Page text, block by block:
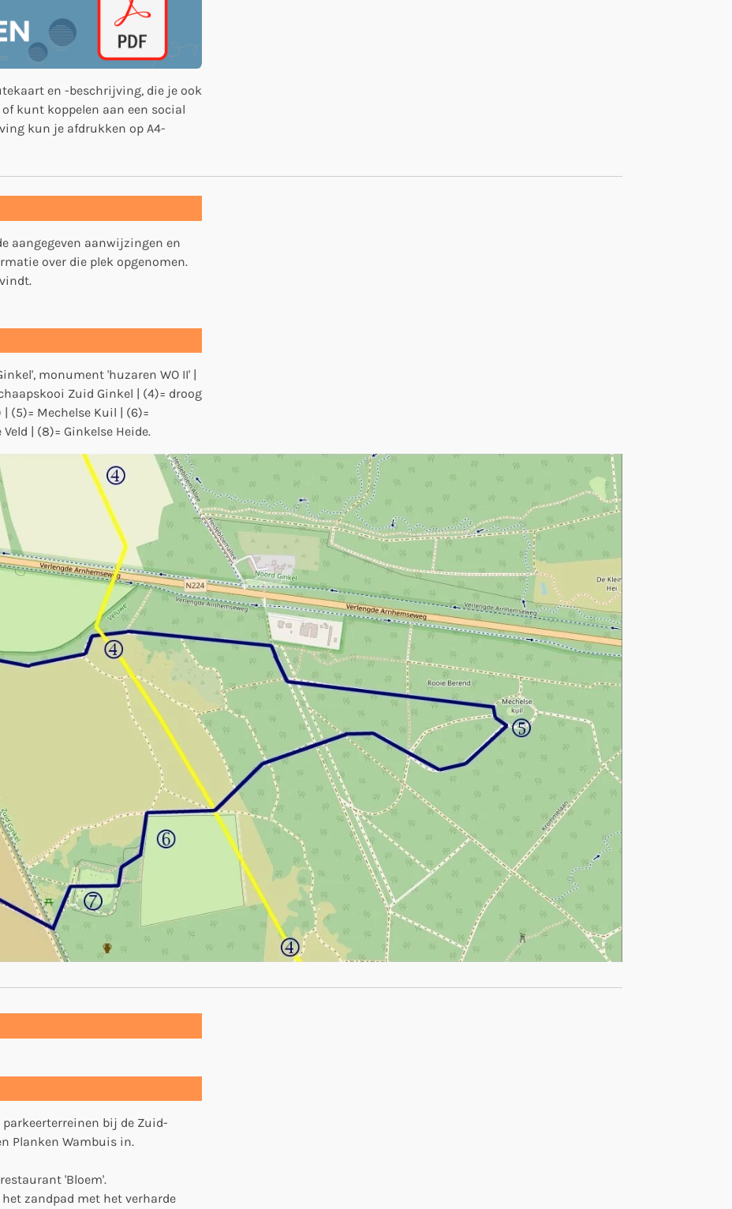
en -beschrijving, die je ook
kunt koppelen aan een social
kun je afdrukken op A4-
aangegeven aanwijzingen en
over die plek opgenomen.
monument 'huzaren WO II' |
Zuid Ginkel | (4)= droog
(5)= Mechelse Kuil | (6)=
| (8)= Ginkelse Heide.
bij de Zuid-
Planken Wambuis in.
'Bloem'.
zandpad met het verharde